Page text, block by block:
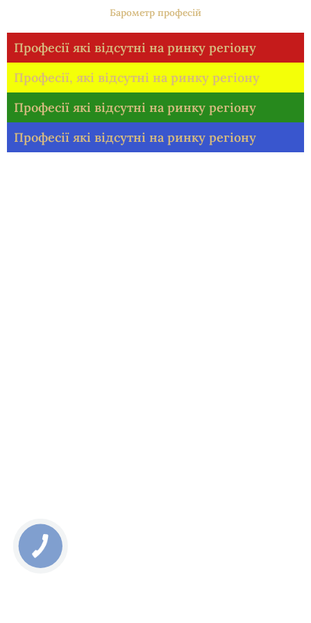
Барометр професій
Професії які відсутні на ринку регіону
Професії, які відсутні на ринку регіону
Професії які відсутні на ринку регіону
Професії які відсутні на ринку регіону